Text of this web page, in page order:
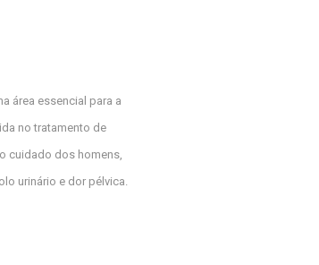
área essencial para a
no tratamento de
cuidado dos homens,
urinário e dor pélvica.